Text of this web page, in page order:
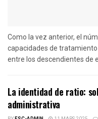
Como la vez anterior, el
capacidades de
entre los descendientes de
La identidad de ratio:
administrativa